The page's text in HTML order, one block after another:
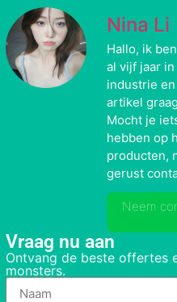
Nina Li
Hallo, ik
al vijf jaar
industrie
artikel
Mocht je
hebben op
producten,
gerust
Neem
Vraag nu aan
Ontvang de beste offertes
monsters.